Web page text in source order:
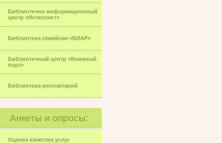
Библиотечно-информационный
центр «Интеллект»
Библиотека семейная «БИАР»
Библиотечный центр «Книжный
порт»
Библиотека-репозитарий
Анкеты и опросы:
Оценка качества услуг